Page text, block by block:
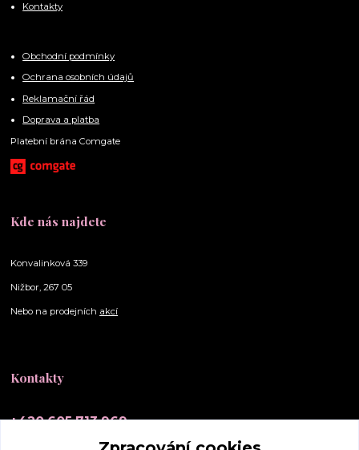
Kontakty
Obchodní podmínky
Ochrana osobních údajů
Reklamační řád
Doprava a platba
Platební brána Comgate
Kde nás najdete
Konvalinková 339
Nižbor, 267 05
Nebo na prodejních akcí
Kontakty
+420 605 713 969